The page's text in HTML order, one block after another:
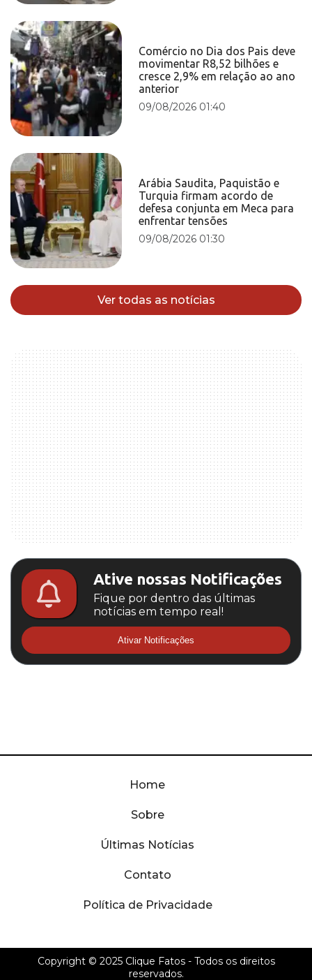
Comércio no Dia dos Pais deve
movimentar R8,52 bilhões e
cresce 2,9% em relação ao ano
anterior
09/08/2026 01:40
Arábia Saudita, Paquistão e
Turquia firmam acordo de
defesa conjunta em Meca para
enfrentar tensões
09/08/2026 01:30
Ver todas as notícias
Ative nossas Notificações
Fique por dentro das últimas
notícias em tempo real!
Ativar Notificações
Home
Sobre
Últimas Notícias
Contato
Política de Privacidade
Copyright © 2025 Clique Fatos- Todos os direitos
reservados.